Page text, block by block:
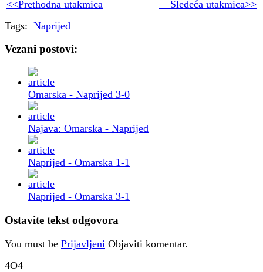
<<Prethodna utakmica
Sledeća utakmica>>
Tags: Naprijed
Vezani postovi:
Omarska - Naprijed 3-0
Najava: Omarska - Naprijed
Naprijed - Omarska 1-1
Naprijed - Omarska 3-1
Ostavite tekst odgovora
You must be Prijavljeni Objaviti komentar.
4O4